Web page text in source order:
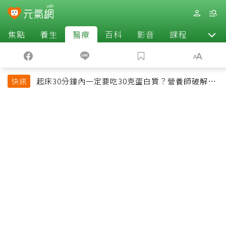
焦點 養生 醫療 百科 影音 課程 退休
快訊
起床30分鐘內一定要吃30克蛋白質？營養師破解